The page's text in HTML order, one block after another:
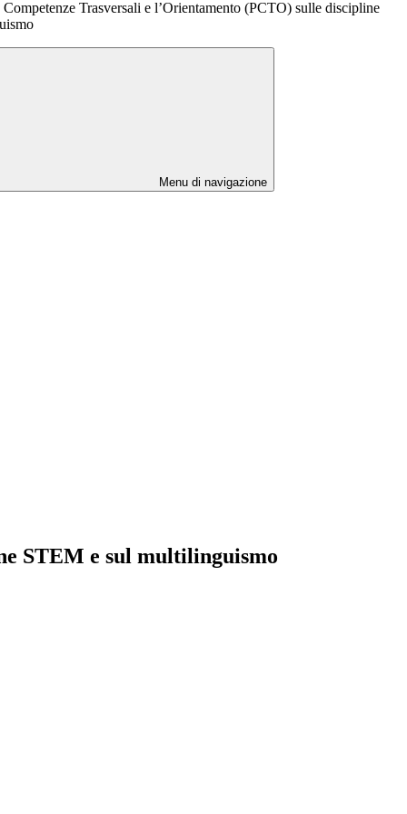
Trasversali e l’Orientamento (PCTO) sulle discipline
Menu di navigazione
STEM e sul multilinguismo